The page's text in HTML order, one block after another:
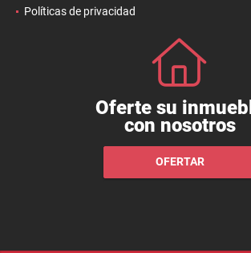
Políticas de privacidad
Oferte su
con nosotros
OFERTAR